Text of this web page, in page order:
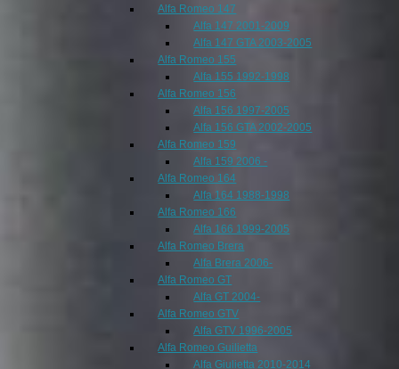
Alfa Romeo 147
Alfa 147 2001-2009
Alfa 147 GTA 2003-2005
Alfa Romeo 155
Alfa 155 1992-1998
Alfa Romeo 156
Alfa 156 1997-2005
Alfa 156 GTA 2002-2005
Alfa Romeo 159
Alfa 159 2006 -
Alfa Romeo 164
Alfa 164 1988-1998
Alfa Romeo 166
Alfa 166 1999-2005
Alfa Romeo Brera
Alfa Brera 2006-
Alfa Romeo GT
Alfa GT 2004-
Alfa Romeo GTV
Alfa GTV 1996-2005
Alfa Romeo Guilietta
Alfa Giulietta 2010-2014